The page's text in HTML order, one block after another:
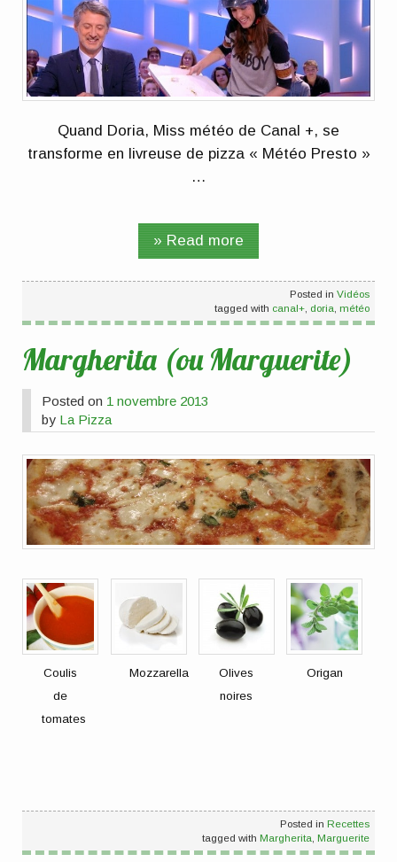
Quand Doria, Miss météo de Canal +, se
transforme en livreuse de pizza « Météo Presto »
…
» Read more
Posted in Vidéos
tagged with canal+, doria météo
Margherita (ou Marguerite)
Posted on 1 novembre 2013
by La Pizza
Coulis
de
tomates
Mozzarella
Olives
noires
Origan
Posted in Recettes
tagged with Margherita Marguerite